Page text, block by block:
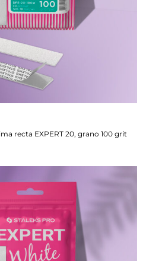
recta EXPERT 20, grano 100 grit